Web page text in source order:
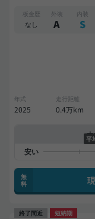
ックモニター 全方
両側電動スライドド
板金歴
なし
外装
A
内装
S
年式
2025
走行距離
0.4万km
平
無
料
終了間近 短納期